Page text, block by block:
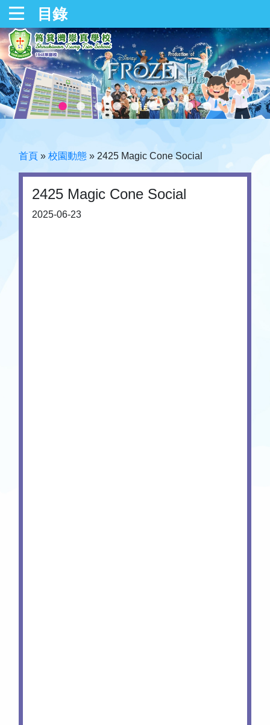
目錄
首頁 » 校園動態 » 2425 Magic Cone Social
2425 Magic Cone Social
2025-06-23